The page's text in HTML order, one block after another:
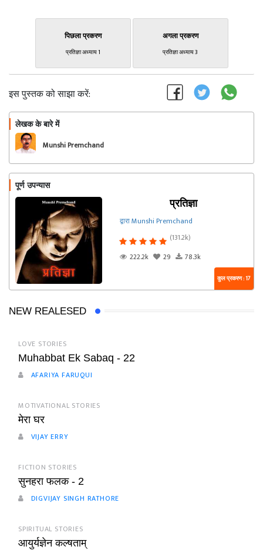
पिछला प्रकरण
प्रतिज्ञा अध्याय 1
अगला प्रकरण
प्रतिज्ञा अध्याय 3
इस पुस्तक को साझा करें:
लेखक के बारे में
Munshi Premchand
पूर्ण उपन्यास
प्रतिज्ञा
द्वारा Munshi Premchand
(131.2k)
222.2k
29 78.3k
कुल प्रकरण : 17
NEW REALESED
LOVE STORIES
Muhabbat Ek Sabaq - 22
AFARIYA FARUQUI
MOTIVATIONAL STORIES
मेरा घर
VIJAY ERRY
FICTION STORIES
सुनहरा फलक - 2
DIGVIJAY SINGH RATHORE
SPIRITUAL STORIES
आयुर्यज्ञेन कल्षताम्